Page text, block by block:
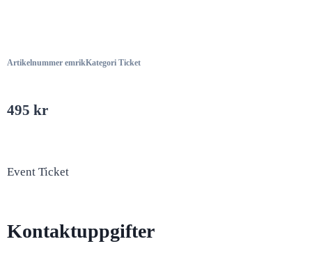
Artikelnummer emrikKategori Ticket
495 kr
Event Ticket
Kontaktuppgifter